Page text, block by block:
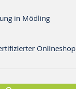
in Mödling
Onlineshop